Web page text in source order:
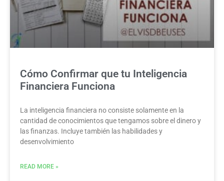
Cómo Confirmar que tu Inteligencia
Financiera Funciona
La inteligencia financiera no consiste solamente en la
cantidad de conocimientos que tengamos sobre el dinero y
las finanzas. Incluye también las habilidades y
desenvolvimiento
READ MORE »